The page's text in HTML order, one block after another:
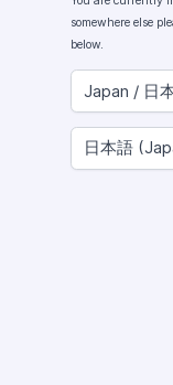
somewhere else
below.